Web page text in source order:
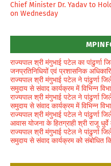
Chief Minister Dr. Yadav to
on Wednesday
राज्यपाल श्री मंगुभाई पटेल का पांढुर्णा
जनप्रतिनिधियों एवं प्रशासनिक
राज्यपाल श्री मंगुभाई पटेल ने पांढुर्णा
समुदाय से संवाद कार्यक्रम में विभिन्न
राज्यपाल श्री मंगुभाई पटेल ने पांढुर्णा
समुदाय से संवाद कार्यक्रम में विभिन्न
राज्यपाल श्री मंगुभाई पटेल ने पांढुर्णा
आवास योजना के हितग्राही श्री राजू
राज्यपाल श्री मंगुभाई पटेल ने पांढुर्णा
समुदाय से संवाद कार्यक्रम को संबोधित